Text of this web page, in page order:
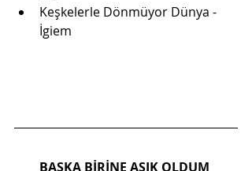
Keşkelerle Dönmüyor Dünya -
İgiem
BAŞKA BİRİNE AŞIK OLDUM